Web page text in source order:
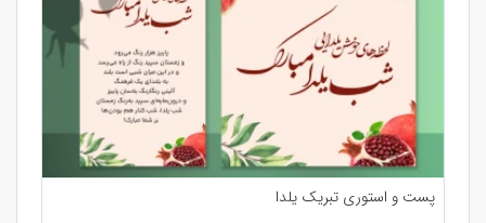
پست و استوری تبریک یلدا